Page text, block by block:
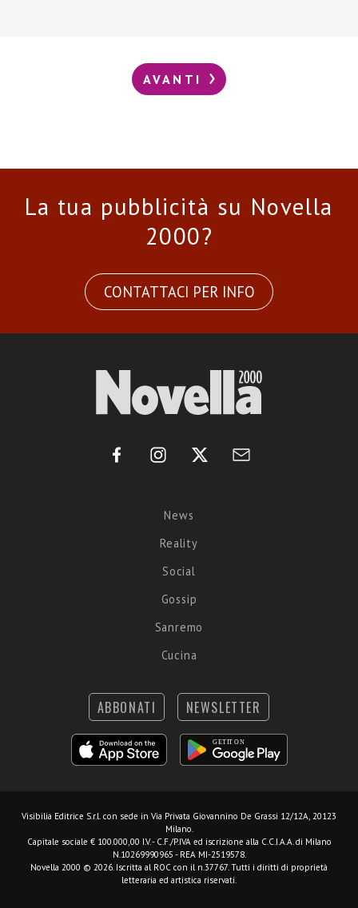
AVANTI
La tua pubblicità su Novella
2000?
CONTATTACI PER INFO
News
Reality
Social
Gossip
Sanremo
Cucina
ABBONATI NEWSLETTER
Visibilia Editrice S.r.l. con sede in Via Privata Giovannino De Grassi 12/12A, 20123
Milano.
Capitale sociale € 100.000,00 I.V. - C.F./P.IVA ed iscrizione alla C.C.I.A.A. di Milano
N.10269990965 - REA MI-2519578.
Novella 2000 © 2026. Iscritta al ROC con il n.37767. Tutti i diritti di proprietà
letteraria ed artistica riservati.